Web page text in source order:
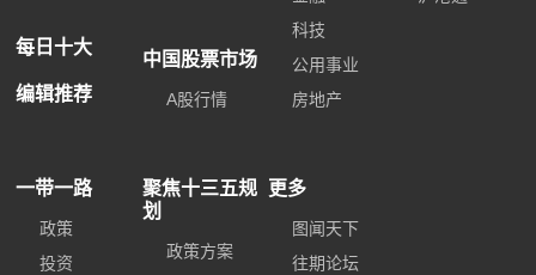
每日十大
编辑推荐
中国股票市场
A股行情
科技
公用事业
房地产
一带一路
政策
投资
聚焦十三五规
划
政策方案
更多
图闻天下
往期论坛